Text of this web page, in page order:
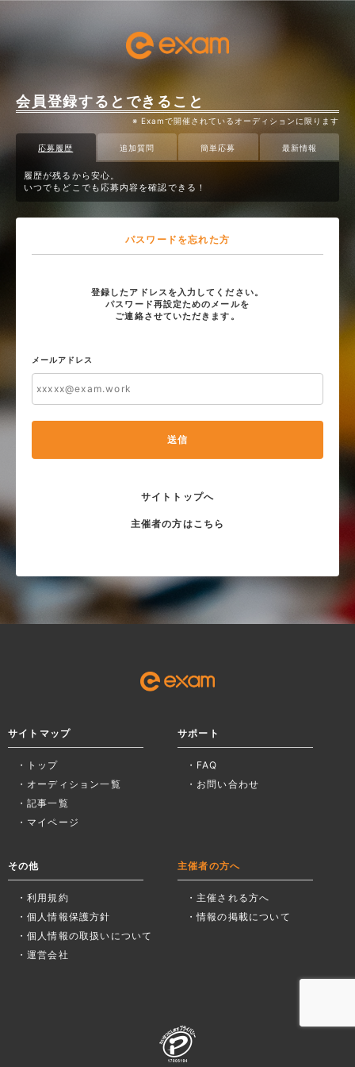
会員登録するとできること
※ Examで開催されているオーディションに限ります
応募履歴 追加質問 簡単応募 最新情報
履歴が残るから安心。
いつでもどこでも応募内容を確認できる！
パスワードを忘れた方
登録したアドレスを入力してください。
パスワード再設定ためのメールを
ご連絡させていただきます。
メールアドレス
送信
サイトトップへ
主催者の方はこちら
サイトマップ
トップ
オーディション一覧
記事一覧
マイページ
サポート
FAQ
お問い合わせ
その他
利用規約
個人情報保護方針
個人情報の取扱いについて
運営会社
主催者の方へ
主催される方へ
情報の掲載について